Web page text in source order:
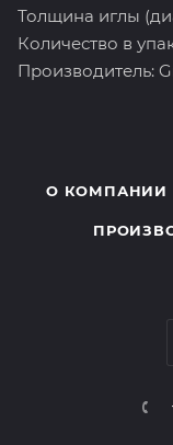
Толщина иглы
Количество в
Производитель:
О КОМПАНИИ